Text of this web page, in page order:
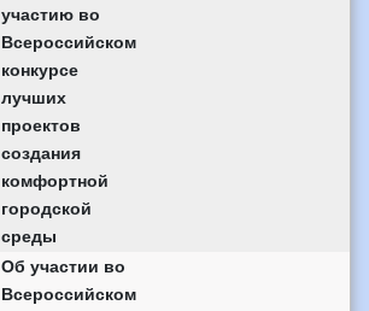
участию во
Всероссийском
конкурсе
лучших
проектов
создания
комфортной
городской
среды
Об участии во
Всероссийском